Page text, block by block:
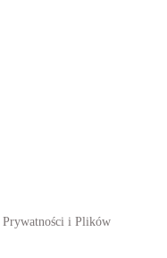
i Plików